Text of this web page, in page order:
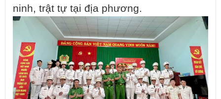
ninh, trật tự tại địa phương.